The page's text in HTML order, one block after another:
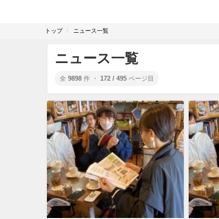
トップ ニュース一覧
ニュース一覧
全 9898 件 ・ 172 / 495 ページ目